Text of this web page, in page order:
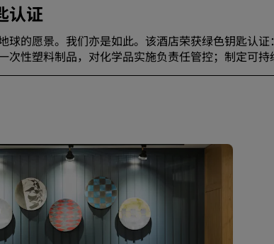
认证
球的愿景。我们亦是如此。该酒店荣获绿色钥匙认
次性塑料制品，对化学品实施负责任管控；制定可